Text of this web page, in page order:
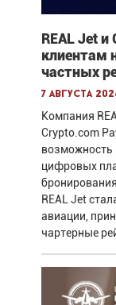
REAL Jet
клиентам
частных
7 августа
Компания
Crypto.com
возможность
цифровых
REAL Jet
авиации,
чартерные